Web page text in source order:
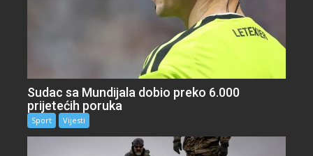
Sudac sa Mundijala dobio preko 6.000
prijetećih poruka
Sport Vijesti